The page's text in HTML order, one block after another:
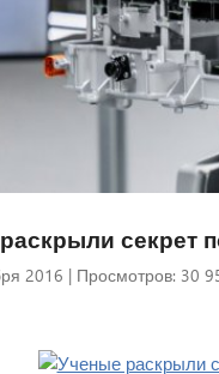
секрет
2016 | Просмотров: 30